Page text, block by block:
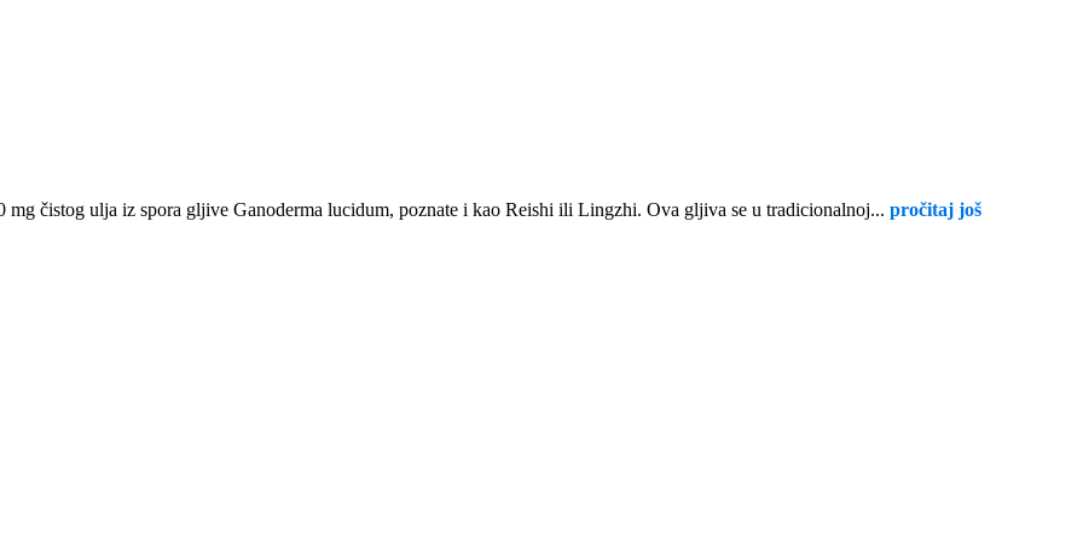
mg čistog ulja iz spora gljive Ganoderma lucidum, poznate i kao Reishi ili Lingzhi. Ova gljiva se u tradicionalnoj... pročitaj još